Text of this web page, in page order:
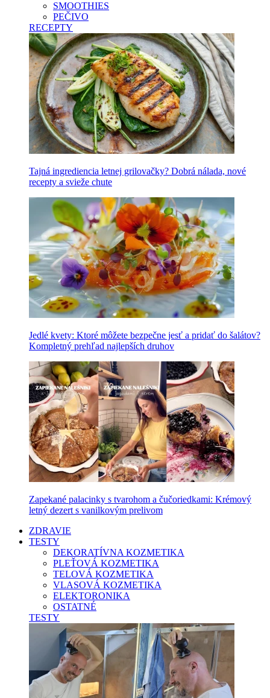
SMOOTHIES
PEČIVO
RECEPTY
Tajná ingrediencia letnej grilovačky? Dobrá nálada, nové
recepty a svieže chute
Jedlé kvety: Ktoré môžete bezpečne jesť a pridať do šalátov?
Kompletný prehľad najlepších druhov
Zapekané palacinky s tvarohom a čučoriedkami: Krémový
letný dezert s vanilkovým prelivom
ZDRAVIE
TESTY
DEKORATÍVNA KOZMETIKA
PLEŤOVÁ KOZMETIKA
TELOVÁ KOZMETIKA
VLASOVÁ KOZMETIKA
ELEKTORONIKA
OSTATNÉ
TESTY